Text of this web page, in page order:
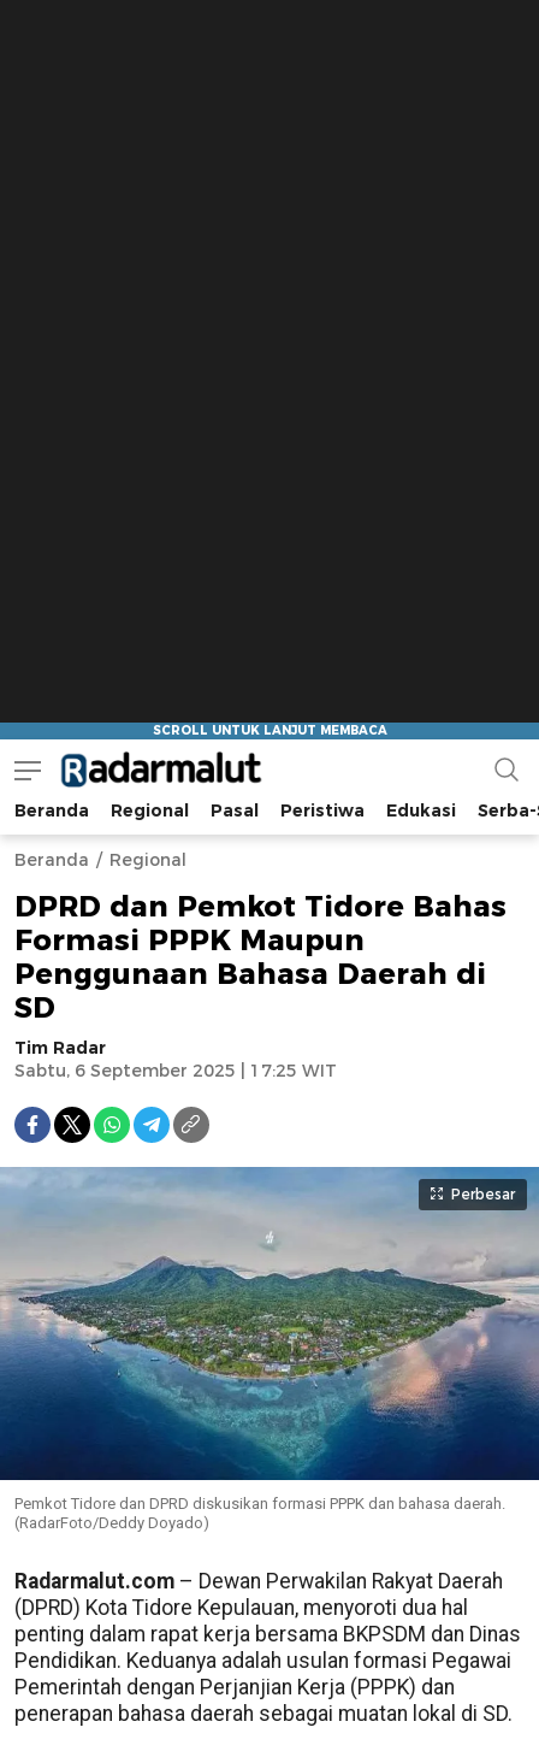
Radar Malut
Bacaan Nyindir
Beranda Regional Pasal Peristiwa Edukasi
Beranda Regional
DPRD dan Pemkot Tidore Bahas
Formasi PPPK Maupun
Penggunaan Bahasa Daerah di
SD
Tim Radar
Sabtu, 6 September 2025 | 17:25 WIT
Perbesar
Pemkot Tidore dan DPRD diskusikan formasi PPPK dan bahasa daerah.
(RadarFoto/Deddy Doyado)
Radarmalut.com – Dewan Perwakilan Rakyat Daerah
(DPRD) Kota Tidore Kepulauan, menyoroti dua hal
penting dalam rapat kerja bersama BKPSDM dan Dinas
Pendidikan. Keduanya adalah usulan formasi Pegawai
Pemerintah dengan Perjanjian Kerja (PPPK) dan
penerapan bahasa daerah sebagai muatan lokal di SD.